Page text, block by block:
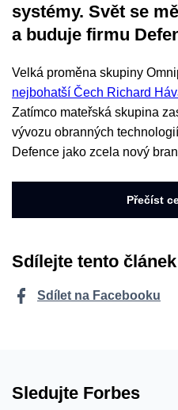
systémy. Svět se
a buduje firmu
Velká proměna skupiny
nejbohatší Čech Richard
Zatímco mateřská skupina
vývozu obranných
Defence jako zcela nový
Přečíst
Sdílejte tento článek
Sdílet na Facebooku
Sledujte Forbes